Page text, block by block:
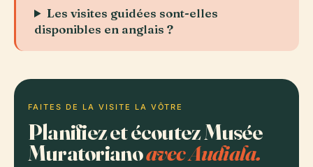
Les visites guidées sont-elles
disponibles en anglais ?
FAITES DE LA VISITE LA VÔTRE
Planifiez et écoutez Musée
Muratorianoavec Audiala.